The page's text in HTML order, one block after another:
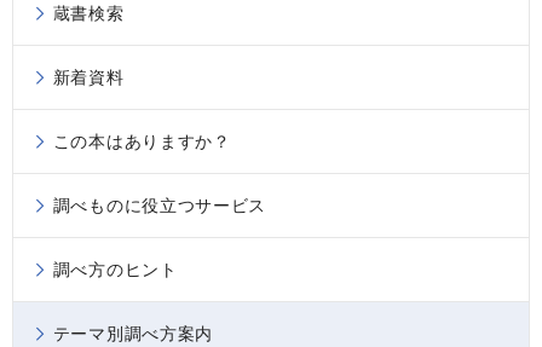
蔵書検索
新着資料
この本はありますか？
調べものに役立つサービス
調べ方のヒント
テーマ別調べ方案内